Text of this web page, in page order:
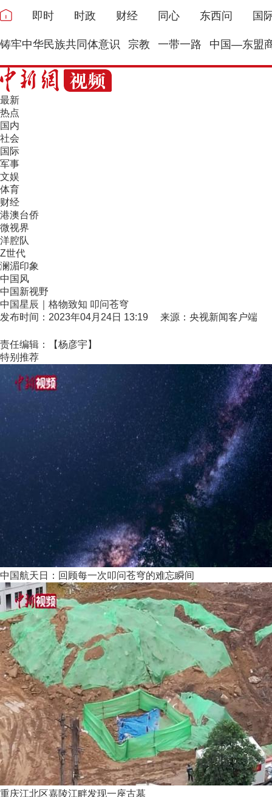
即时 时政 财经 同心 东西问 国
铸牢中华民族共同体意识 宗教 一带一路 中国—东盟
最新
热点
国内
社会
国际
军事
文娱
体育
财经
港澳台侨
微视界
洋腔队
Z世代
澜湄印象
中国风
中国新视野
中国星辰｜格物致知 叩问苍穹
发布时间：2023年04月24日 13:19 来源：央视新闻客户端
责任编辑：【杨彦宇】
特别推荐
中国航天日：回顾每一次叩问苍穹的难忘瞬间
重庆江北区嘉陵江畔发现一座古墓